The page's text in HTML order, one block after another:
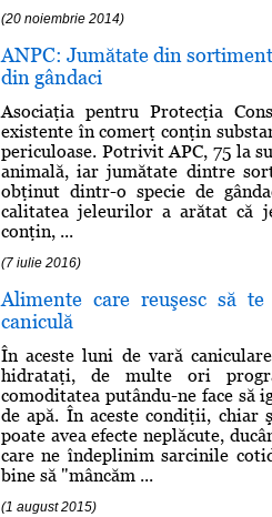
(20 noiembrie 2014)
ANPC: Jumătate din
din gândaci
Asociaţia pentru Protecţia
existente în comerţ conţin
periculoase. Potrivit APC, 75 la
animală, iar jumătate dintre
obţinut dintr-o specie de
calitatea jeleurilor a arătat că
conţin, ...
(7 iulie 2016)
Alimente care reuşesc să
caniculă
În aceste luni de vară
hidrataţi, de multe ori
comoditatea putându-ne face să
de apă. În aceste condiţii, chiar
poate avea efecte neplăcute,
care ne îndeplinim sarcinile
bine să "mâncăm ...
(1 august 2015)